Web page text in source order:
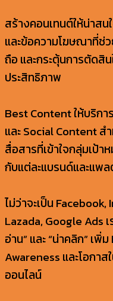
สร้างคอนเทนต์ให้น่าส
และข้อความโฆษณาที่ช่
ถือ และกระตุ้นการตัดสิ
ประสิทธิภาพ
Best Content ให้บริก
และ Social Content ส
สื่อสารที่เข้าใจกลุ่มเป้า
กับแต่ละแบรนด์และแพ
ไม่ว่าจะเป็น
Lazada, Google Ads
อ่าน” และ “น่าคลิก” เพิ่
Awareness และโอกา
ออนไลน์